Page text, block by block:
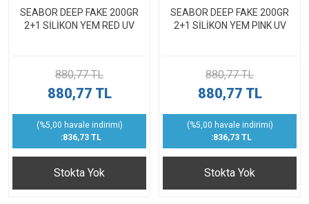
SEABOR DEEP FAKE 200GR
2+1 SİLİKON YEM RED UV
880,77 TL
880,77 TL
(%5,00 havale indirimi)
:836,73 TL
Stokta Yok
SEABOR DEEP FAKE 200GR
2+1 SİLİKON YEM PINK UV
880,77 TL
880,77 TL
(%5,00 havale indirimi)
:836,73 TL
Stokta Yok